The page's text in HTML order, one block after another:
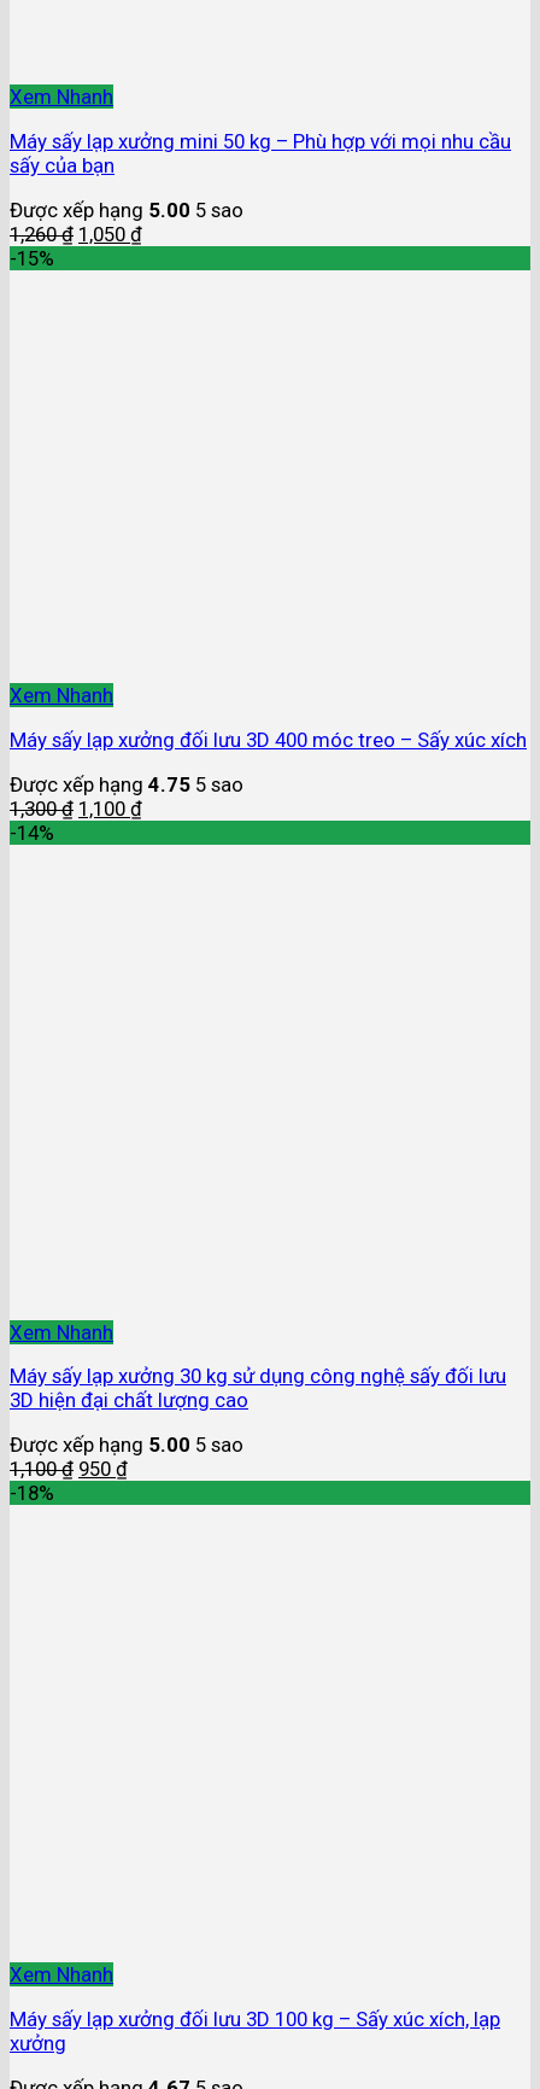
Xem Nhanh
Máy sấy lạp xưởng mini 50 kg – Phù hợp với mọi nhu cầu
sấy của bạn
Được xếp hạng 5.00 5 sao
1,260₫ 1,050 ₫
-15%
Xem Nhanh
Máy sấy lạp xưởng đối lưu 3D 400 móc treo – Sấy xúc xích
Được xếp hạng 4.75 5 sao
1,300₫ 1,100 ₫
-14%
Xem Nhanh
Máy sấy lạp xưởng 30 kg sử dụng công nghệ sấy đối lưu
3D hiện đại chất lượng cao
Được xếp hạng 5.00 5 sao
1,100₫ 950 ₫
-18%
Xem Nhanh
Máy sấy lạp xưởng đối lưu 3D 100 kg – Sấy xúc xích, lạp
xưởng